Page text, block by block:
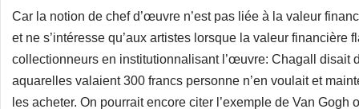
Car la notion de chef d’œuvre n’est pas liée à la valeur
et ne s’intéresse qu’aux artistes lorsque la valeur
collectionneurs en institutionnalisant l’œuvre: Chagall disait
aquarelles valaient 300 francs personne n’en voulait et
les acheter. On pourrait encore citer l’exemple de Van